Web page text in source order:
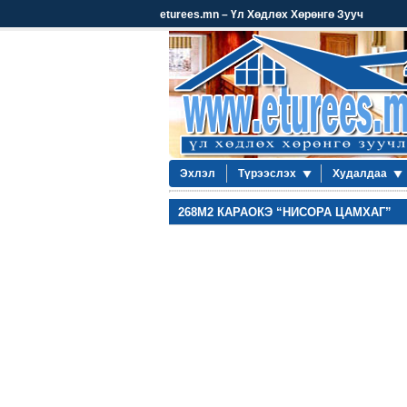
eturees.mn – Үл Хөдлөх Хөрөнгө Зууч
Эхлэл Түрээслэх Худалдаа
268М2 КАРАОКЭ “НИСОРА ЦАМХАГ”